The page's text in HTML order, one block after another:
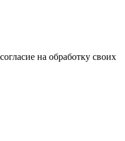
на обработку своих